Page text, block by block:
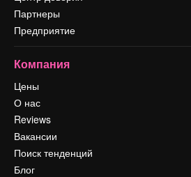
Партнеры
Предприятие
Компания
Цены
О нас
Reviews
Вакансии
Поиск тенденций
Блог